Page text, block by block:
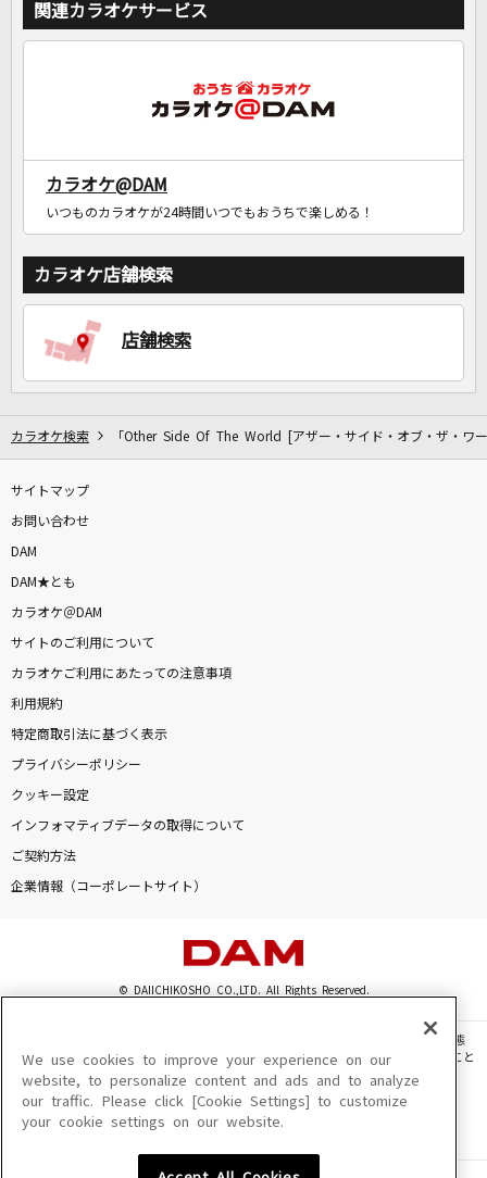
関連カラオケサービス
カラオケ@DAM
いつものカラオケが24時間いつでもおうちで楽しめる！
カラオケ店舗検索
店舗検索
カラオケ検索 「Other Side Of The World [アザー・サイド・オブ・ザ・ワ
サイトマップ
お問い合わせ
DAM
DAM★とも
カラオケ＠DAM
サイトのご利用について
カラオケご利用にあたっての注意事項
利用規約
特定商取引法に基づく表示
プライバシーポリシー
クッキー設定
インフォマティブデータの取得について
ご契約方法
企業情報（コーポレートサイト）
© DAIICHIKOSHO CO.,LTD. All Rights Reserved.
このサイトに掲載されている一切の文章・画像・写真・動画・音声等を、手段や形態
を問わず、著作権法の定める範囲を超えて無断で複製、転載、ファイル化などすること
を禁じます。
楽曲及びコンテンツは、機種によりご利用いただけない場合があります。
楽曲及びコンテンツの配信日、配信内容が変更になる場合があります。
We use cookies to improve your experience on our
website, to personalize content and ads and to analyze
our traffic. Please click [Cookie Settings] to customize
your cookie settings on our website.